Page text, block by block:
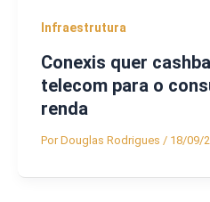
Infraestrutura
Conexis quer
telecom para o
renda
PorDouglas Rodrigues / 18/09/